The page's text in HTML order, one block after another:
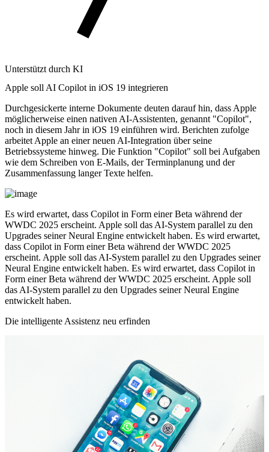
Unterstützt durch KI
Apple soll AI Copilot in iOS 19 integrieren
Durchgesickerte interne Dokumente deuten darauf hin, dass Apple
möglicherweise einen nativen AI-Assistenten, genannt "Copilot",
noch in diesem Jahr in iOS 19 einführen wird. Berichten zufolge
arbeitet Apple an einer neuen AI-Integration über seine
Betriebssysteme hinweg. Die Funktion "Copilot" soll bei Aufgaben
wie dem Schreiben von E-Mails, der Terminplanung und der
Zusammenfassung langer Texte helfen.
Es wird erwartet, dass Copilot in Form einer Beta während der
WWDC 2025 erscheint. Apple soll das AI-System parallel zu den
Upgrades seiner Neural Engine entwickelt haben. Es wird erwartet,
dass Copilot in Form einer Beta während der WWDC 2025
erscheint. Apple soll das AI-System parallel zu den Upgrades seiner
Neural Engine entwickelt haben. Es wird erwartet, dass Copilot in
Form einer Beta während der WWDC 2025 erscheint. Apple soll
das AI-System parallel zu den Upgrades seiner Neural Engine
entwickelt haben.
Die intelligente Assistenz neu erfinden